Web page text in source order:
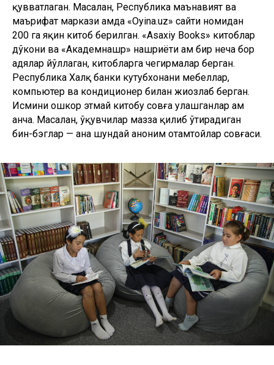
қувватлаган. Масалан, Республика маънавият ва
маърифат маркази ҳамда «Oyina.uz» сайти номидан
200 га яқин китоб берилган. «Аsaxiy Books» китоблар
дўкони ва «Академнашр» нашриёти ҳам бир неча бор
ҳадялар йўллаган, китобларга чегирмалар берган.
Республика Халқ банки кутубхонани мебеллар,
компьютер ва кондиционер билан жиҳозлаб берган.
Исмини ошкор этмай китобу совға улашганлар ҳам
анча. Масалан, ўқувчилар мазза қилиб ўтирадиган
бин-бэглар — ана шундай аноним ҳотамтойлар совғаси.